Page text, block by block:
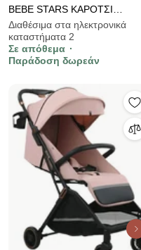
BEBE STARS ΚΑΡΟΤΣΙ
ΠΕΡΙΠΑΤΟΥ VOLTA PINE 191-
184
Διαθέσιμα στα ηλεκτρονικά
καταστήματα 2
Σε απόθεμα
Παράδοση δωρεάν